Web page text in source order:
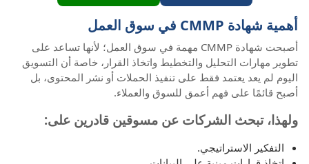
أهمية شهادة CMMP في سوق العمل
أصبحت شهادة CMMP مهمة في سوق العمل؛ لأنها تساعد على
تطوير مهارات التحليل والتخطيط واتخاذ القرار، خاصة أن التسويق
اليوم لم يعد يعتمد فقط على تنفيذ الحملات أو نشر المحتوى، بل
أصبح قائمًا على فهم أعمق للسوق والعملاء.
ولهذا، تبحث الشركات عن مسوقين قادرين على:
التفكير الاستراتيجي.